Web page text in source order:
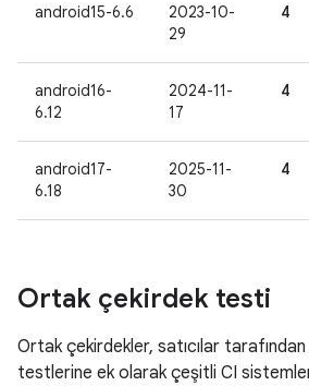
android15-6.6
2023-10-
29
4
android16-
6.12
2024-11-
17
4
android17-
6.18
2025-11-
30
4
Ortak çekirdek testi
Ortak çekirdekler, satıcılar tarafından
testlerine ek olarak çeşitli CI